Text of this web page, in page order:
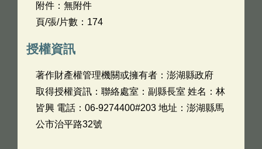
附件：無附件
頁/張/片數：174
授權資訊
著作財產權管理機關或擁有者：澎湖縣政府
取得授權資訊：聯絡處室：副縣長室 姓名：林
皆興 電話：06-9274400#203 地址：澎湖縣馬
公市治平路32號